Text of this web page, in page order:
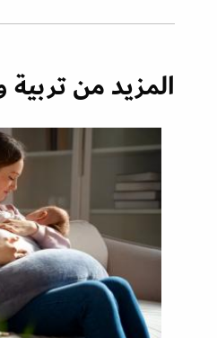
المزيد من تربية